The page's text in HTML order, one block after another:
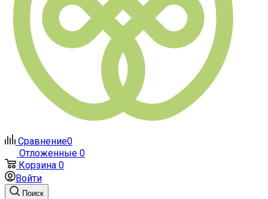
Сравнение0
Отложенные 0
Корзина 0
Войти
Поиск